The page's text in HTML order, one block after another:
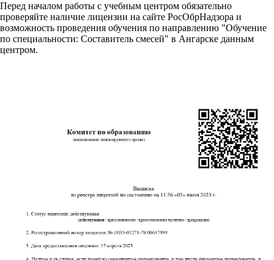
Перед началом работы с учебным центром обязательно
проверяйте наличие лицензии на сайте РосОбрНадзора и
возможность проведения обучения по направлению "Обучение
по специальности: Составитель смесей" в Ангарске данным
центром.